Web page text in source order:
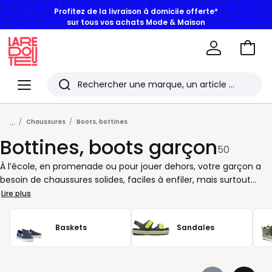
Menu
Redoute
Rechercher
Les
derniers
articles
consultés
Aller
... Chaussures Boots, bottines
Bottines, boots garçon50
À l’école, en promenade ou pour jouer dehors, votre garçon a
besoin de chaussures solides, faciles à enfiler, mais surtout
confortables. Les boots et bottines réunissent tous ces critères
en un seul produit, pensé pour suivre le rythme effréné des
journées d’un enfant. Conçues pour s’adapter à toutes les
situations, ces chaussures montantes offrent un bon maintien
du pied grâce à des lacets ou une fermeture pratique. Leur
Lire plus
Baskets Sandales